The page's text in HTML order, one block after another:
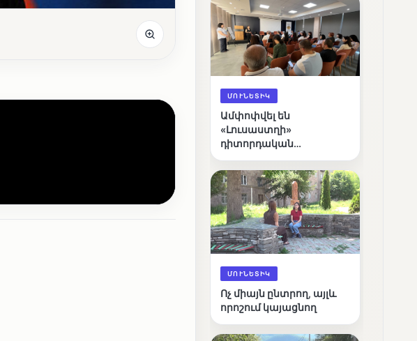
ՄՈՒՆԵՏԻԿ
Ամփոփվել են
«Լուսաստղի»
դիտորդական
արդյունքները
ՄՈՒՆԵՏԻԿ
Ոչ միայն ընտրող, այլև
որոշում կայացնող